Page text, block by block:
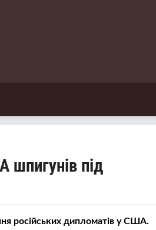
шпигунів під
російських дипломатів у США.